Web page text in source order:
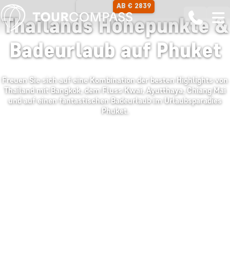
AB € 2839
Thailands Höhepunkte &
Badeurlaub auf Phuket
Freuen Sie sich auf eine Kombination der besten Highlights von
Thailand mit Bangkok, dem Fluss Kwai, Ayutthaya, Chiang Mai
und auf einen fantastischen Badeurlaub im Urlaubsparadies
Phuket.